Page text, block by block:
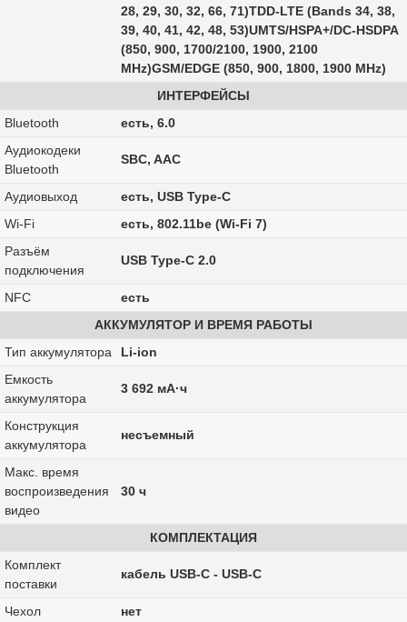
28, 29, 30, 32, 66, 71)TDD‑LTE (Bands 34, 38,
39, 40, 41, 42, 48, 53)UMTS/HSPA+/DC-HSDPA
(850, 900, 1700/2100, 1900, 2100
MHz)GSM/EDGE (850, 900, 1800, 1900 MHz)
ИНТЕРФЕЙСЫ
Bluetooth
есть, 6.0
Аудиокодеки
Bluetooth
SBC, AAC
Аудиовыход
есть, USB Type-C
Wi-Fi
есть, 802.11be (Wi-Fi 7)
Разъём
подключения
USB Type-C 2.0
NFC
есть
АККУМУЛЯТОР И ВРЕМЯ РАБОТЫ
Тип аккумулятора
Li-ion
Емкость
аккумулятора
3 692 мА·ч
Конструкция
аккумулятора
несъемный
Макс. время
воспроизведения
видео
30 ч
КОМПЛЕКТАЦИЯ
Комплект
поставки
кабель USB-C - USB-C
Чехол
нет